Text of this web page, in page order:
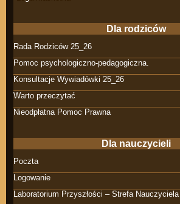
Dla rodziców
Rada Rodziców 25_26
Pomoc psychologiczno-pedagogiczna.
Konsultacje Wywiadówki 25_26
Warto przeczytać
Nieodpłatna Pomoc Prawna
Dla nauczycieli
Poczta
Logowanie
Laboratorium Przyszłości – Strefa Nauczyciela